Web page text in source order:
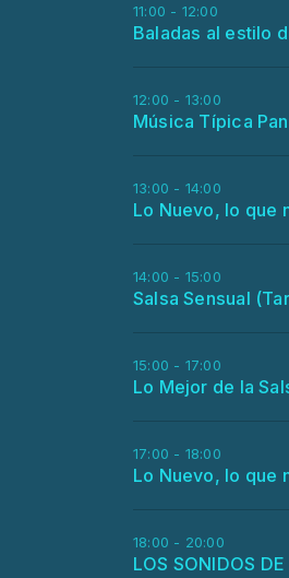
11:00 - 12:00
Baladas al estilo
12:00 - 13:00
Música Típica
13:00 - 14:00
Lo Nuevo, lo que
14:00 - 15:00
Salsa Sensual
15:00 - 17:00
Lo Mejor de la
17:00 - 18:00
Lo Nuevo, lo que
18:00 - 20:00
LOS SONIDOS